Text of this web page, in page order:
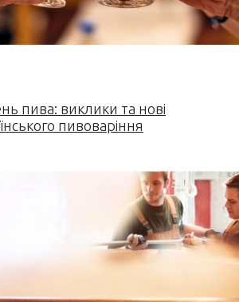
пива: виклики та нові
пивоваріння